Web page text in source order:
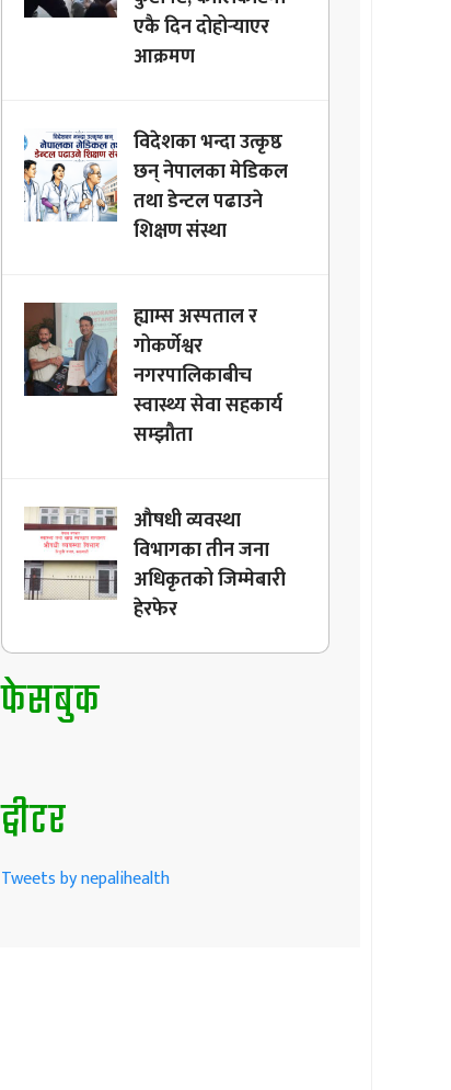
एकै दिन दोहोर्‍याएर
आक्रमण
विदेशका भन्दा उत्कृष्ठ
छन् नेपालका मेडिकल
तथा डेन्टल पढाउने
शिक्षण संस्था
ह्याम्स अस्पताल र
गोकर्णेश्वर
नगरपालिकाबीच
स्वास्थ्य सेवा सहकार्य
सम्झौता
औषधी व्यवस्था
विभागका तीन जना
अधिकृतको जिम्मेबारी
हेरफेर
फेसबुक
ट्वीटर
Tweets by nepalihealth